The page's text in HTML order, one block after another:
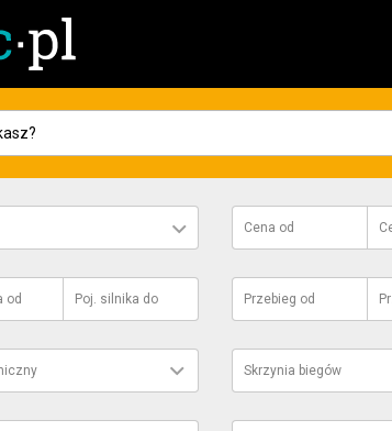
Cena od
od Poj. silnika do Przebieg od
Skrzynia biegów